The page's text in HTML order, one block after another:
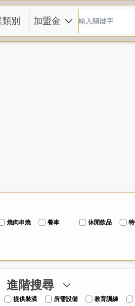
別 加盟金
燒肉串燒 餐車 休閒飲品
進階搜尋
提供裝潢 所需設備 教育訓練